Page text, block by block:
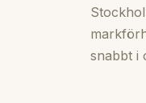
snabbt i